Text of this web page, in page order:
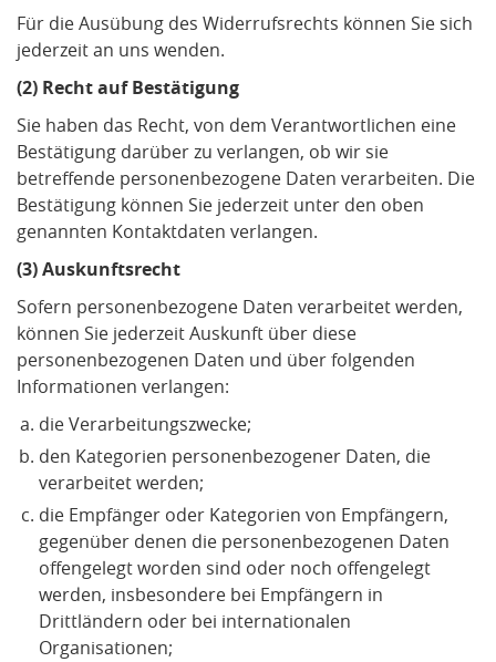
Für die Ausübung des Widerrufsrechts können Sie sich
jederzeit an uns wenden.
(2) Recht auf Bestätigung
Sie haben das Recht, von dem Verantwortlichen eine
Bestätigung darüber zu verlangen, ob wir sie
betreffende personenbezogene Daten verarbeiten. Die
Bestätigung können Sie jederzeit unter den oben
genannten Kontaktdaten verlangen.
(3) Auskunftsrecht
Sofern personenbezogene Daten verarbeitet werden,
können Sie jederzeit Auskunft über diese
personenbezogenen Daten und über folgenden
Informationen verlangen:
die Verarbeitungszwecke;
den Kategorien personenbezogener Daten, die
verarbeitet werden;
die Empfänger oder Kategorien von Empfängern,
gegenüber denen die personenbezogenen Daten
offengelegt worden sind oder noch offengelegt
werden, insbesondere bei Empfängern in
Drittländern oder bei internationalen
Organisationen;